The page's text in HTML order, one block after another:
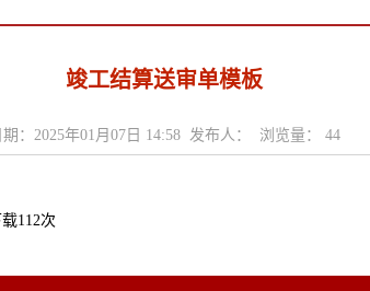
竣工结算送审单模板
期：2025年01月07日 14:58 发布人： 浏览量： 44
112次